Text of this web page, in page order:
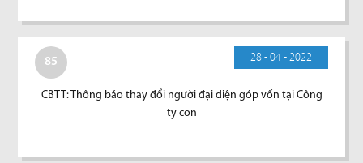
85 28 - 04 - 2022
CBTT: Thông báo thay đổi người đại diện góp vốn tại Công
ty con